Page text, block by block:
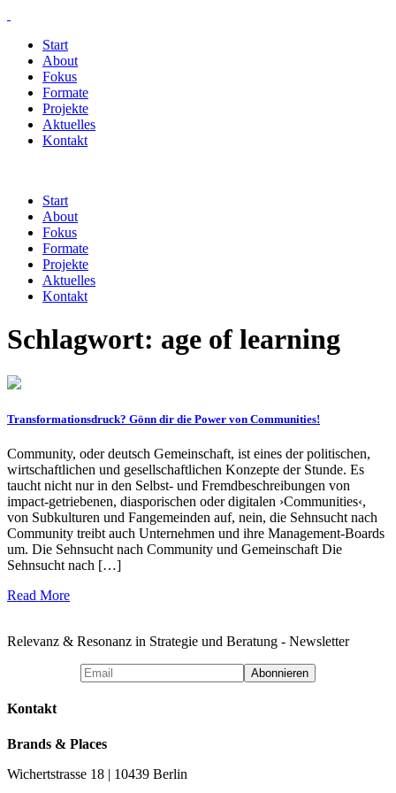
Start
About
Fokus
Formate
Projekte
Aktuelles
Kontakt
Start
About
Fokus
Formate
Projekte
Aktuelles
Kontakt
Schlagwort: age of learning
Transformationsdruck? Gönn dir die Power von Communities!
Community, oder deutsch Gemeinschaft, ist eines der politischen,
wirtschaftlichen und gesellschaftlichen Konzepte der Stunde. Es
taucht nicht nur in den Selbst- und Fremdbeschreibungen von
impact-getriebenen, diasporischen oder digitalen ›Communities‹,
von Subkulturen und Fangemeinden auf, nein, die Sehnsucht nach
Community treibt auch Unternehmen und ihre Management-Boards
um. Die Sehnsucht nach Community und Gemeinschaft Die
Sehnsucht nach […]
Read More
Relevanz & Resonanz in Strategie und Beratung - Newsletter
Kontakt
Brands & Places
Wichertstrasse 18 | 10439 Berlin